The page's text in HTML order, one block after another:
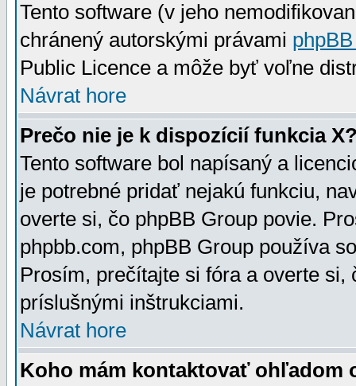
Tento software (v jeho
chránený autorskými právami
Public Licence a môže byť voľne
Návrat hore
Prečo nie je k dispozícií funkcia
Tento software bol napísaný a
je potrebné pridať nejakú funkciu,
overte si, čo phpBB Group povie.
phpbb.com, phpBB Group používa
Prosím, prečítajte si fóra a overte
príslušnými inštrukciami.
Návrat hore
Koho mám kontaktovať ohľadom